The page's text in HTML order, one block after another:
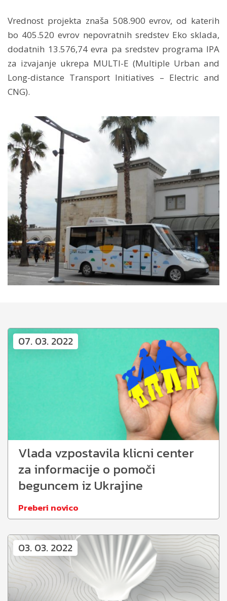
Vrednost projekta znaša 508.900 evrov, od katerih
bo 405.520 evrov nepovratnih sredstev Eko sklada,
dodatnih 13.576,74 evra pa sredstev programa IPA
za izvajanje ukrepa MULTI-E (Multiple Urban and
Long-distance Transport Initiatives – Electric and
CNG).
07. 03. 2022
Vlada vzpostavila klicni center
za informacije o pomoči
beguncem iz Ukrajine
Preberi novico
03. 03. 2022